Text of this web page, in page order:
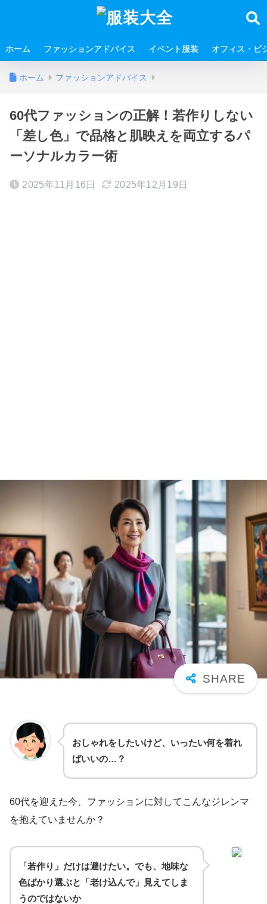
ホーム ファッションアドバイス イベント服装 オフィス・ビ
ホーム ファッションアドバイス
60代ファッションの正解！若作りしない
「差し色」で品格と肌映えを両立するパ
ーソナルカラー術
2025年11月16日 2025年12月19日
おしゃれをしたいけど、いったい何を着れ
ばいいの…？
60代を迎えた今、ファッションに対してこんなジレンマ
を抱えていませんか？
「若作り」だけは避けたい。でも、地味な
色ばかり選ぶと「老け込んで」見えてしま
うのではないか